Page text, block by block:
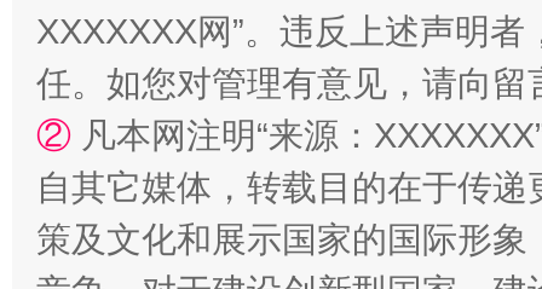
XXXXXXX网”。违反上述声明
任。如您对管理有意见，请向
② 凡本网注明“来源：
自其它媒体，转载目的在于传
策及文化和展示国家的国际形